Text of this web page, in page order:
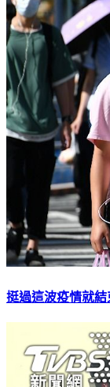
挺過這波疫情就